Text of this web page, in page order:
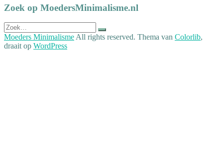
Zoek op MoedersMinimalisme.nl
Zoek
naar:
Moeders MinimalismeAll rights reserved. Thema van Colorlib,
draait op WordPress